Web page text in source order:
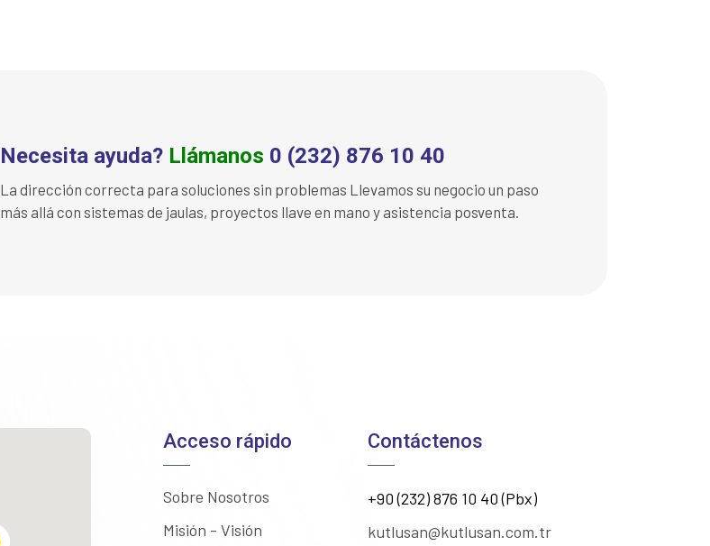
Necesita ayuda? Llámanos 0 (232) 876 10 40
La dirección correcta para soluciones sin problemas Llevamos su negocio un paso
más allá con sistemas de jaulas, proyectos llave en mano y asistencia posventa.
Acceso rápido
Sobre Nosotros
Misión - Visión
Contáctenos
+90 (232) 876 10 40 (Pbx)
kutlusan@kutlusan.com.tr